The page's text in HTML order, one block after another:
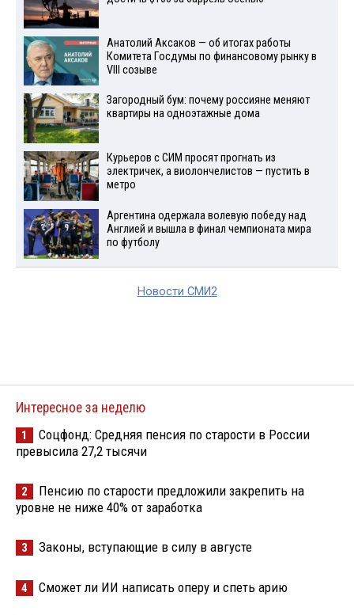
Анатолий Аксаков — об итогах работы
Комитета Госдумы по финансовому рынку в
VIII созыве
Загородный бум: почему россияне меняют
квартиры на одноэтажные дома
Курьеров с СИМ просят прогнать из
электричек, а виолончелистов — пустить в
метро
Аргентина одержала волевую победу над
Англией и вышла в финал чемпионата мира
по футболу
Новости СМИ2
Интересное за неделю
1
Соцфонд: Средняя пенсия по старости в России
превысила 27,2 тысячи
2
Пенсию по старости предложили закрепить на
уровне не ниже 40% от заработка
3 Законы, вступающие в силу в августе
4 Сможет ли ИИ написать оперу и спеть арию